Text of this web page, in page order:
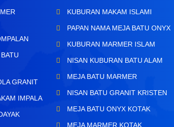
GRANIT
IMPALA
KUBURAN MAKAM ISLAMI
PAPAN NAMA MEJA BATU ONYX
KUBURAN MARMER ISLAM
NISAN KUBURAN BATU ALAM
MEJA BATU MARMER
NISAN BATU GRANIT KRISTEN
MEJA BATU ONYX KOTAK
MEJA MARMER KOTAK